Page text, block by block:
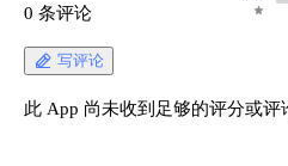
0 条评论
写评论
此 App 尚未收到足够的评分或评